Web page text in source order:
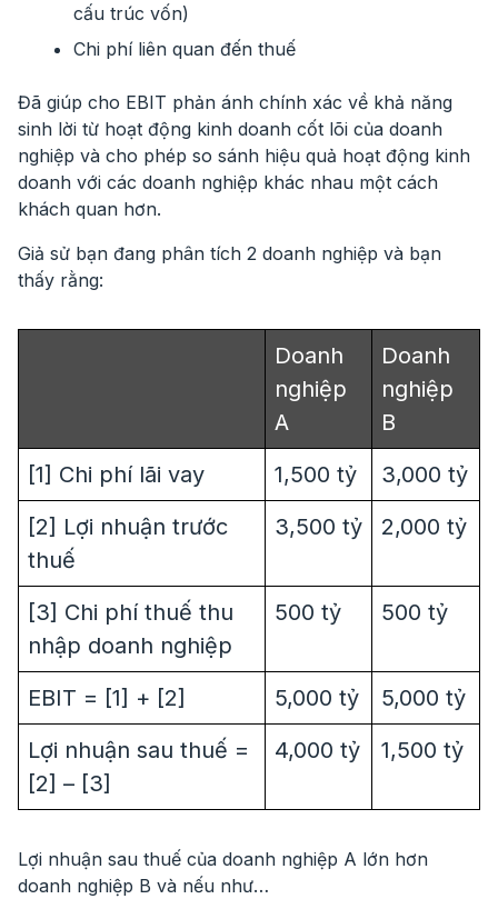
cấu trúc vốn)
Chi phí liên quan đến thuế
Đã giúp cho EBIT phản ánh chính xác về khả năng
sinh lời từ hoạt động kinh doanh cốt lõi của doanh
nghiệp và cho phép so sánh hiệu quả hoạt động kinh
doanh với các doanh nghiệp khác nhau một cách
khách quan hơn.
Giả sử bạn đang phân tích 2 doanh nghiệp và bạn
thấy rằng:
Doanh
nghiệp
A
Doanh
nghiệp
B
[1] Chi phí lãi vay
1,500 tỷ
3,000 tỷ
[2] Lợi nhuận trước
thuế
3,500 tỷ 2,000 tỷ
[3] Chi phí thuế thu
nhập doanh nghiệp
500 tỷ 500 tỷ
EBIT = [1] + [2] 5,000 tỷ
5,000 tỷ
Lợi nhuận sau thuế =
[2] – [3]
4,000 tỷ 1,500 tỷ
Lợi nhuận sau thuế của doanh nghiệp A lớn hơn
doanh nghiệp B và nếu như…